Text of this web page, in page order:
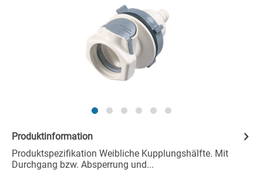
Produktinformation
Produktspezifikation Weibliche Kupplungshälfte. Mit
Durchgang bzw. Absperrung und...